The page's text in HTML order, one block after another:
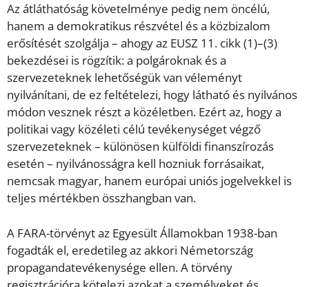
Az átláthatóság követelménye pedig nem öncélú,
hanem a demokratikus részvétel és a közbizalom
erősítését szolgálja – ahogy az EUSZ 11. cikk (1)–(3)
bekezdései is rögzítik: a polgároknak és a
szervezeteknek lehetőségük van véleményt
nyilvánítani, de ez feltételezi, hogy látható és nyilvános
módon vesznek részt a közéletben. Ezért az, hogy a
politikai vagy közéleti célú tevékenységet végző
szervezeteknek – különösen külföldi finanszírozás
esetén – nyilvánosságra kell hozniuk forrásaikat,
nemcsak magyar, hanem európai uniós jogelvekkel is
teljes mértékben összhangban van.
A FARA-törvényt az Egyesült Államokban 1938-ban
fogadták el, eredetileg az akkori Németország
propagandatevékenysége ellen. A törvény